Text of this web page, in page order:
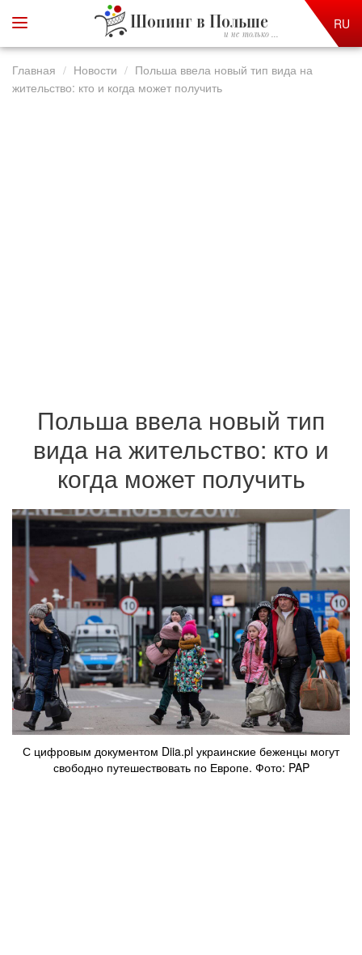
Шопинг в Польше
и не только ...
RU
Главная Новости
Польша ввела новый тип вида на
жительство: кто и когда может получить
Польша ввела новый тип
вида на жительство: кто и
когда может получить
С цифровым документом Diia.pl украинские беженцы могут
свободно путешествовать по Европе. Фото: PAP